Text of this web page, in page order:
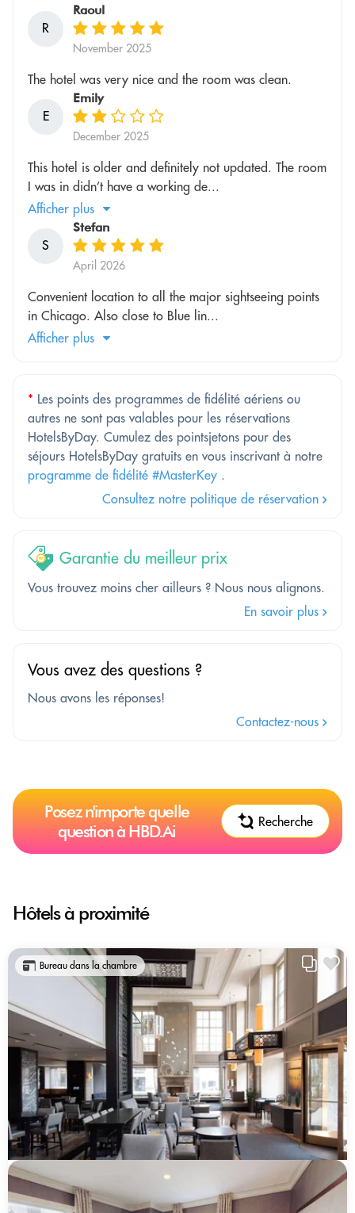
R
Raoul
November 2025
The hotel was very nice and the room was clean.
E
Emily
December 2025
This hotel is older and definitely not updated. The room
I was in didn’t have a working de...
Afficher plus
S
Stefan
April 2026
Convenient location to all the major sightseeing points
in Chicago. Also close to Blue lin...
Afficher plus
* Les points des programmes de fidélité aériens ou
autres ne sont pas valables pour les réservations
HotelsByDay. Cumulez des pointsjetons pour des
séjours HotelsByDay gratuits en vous inscrivant à notre
programme de fidélité #MasterKey .
Consultez notre politique de réservation
Garantie du meilleur prix
Vous trouvez moins cher ailleurs ? Nous nous alignons.
En savoir plus
Vous avez des questions ?
Nous avons les réponses!
Contactez-nous
Posez n'importe quelle
question à HBD.Ai
Recherche
Hôtels à proximité
Bureau dans la chambre